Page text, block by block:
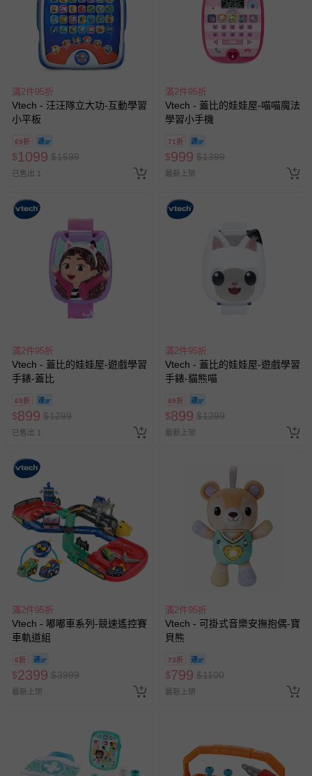
滿2件95折
Vtech - 汪汪隊立大功-互動學習
小平板
69折
$1099 $1599
已售出 1
滿2件95折
Vtech - 蓋比的娃娃屋-喵喵魔法
學習小手機
71折
$999 $1399
最新上架
滿2件95折
Vtech - 蓋比的娃娃屋-遊戲學習
手錶-蓋比
69折
$899 $1299
已售出 1
滿2件95折
Vtech - 蓋比的娃娃屋-遊戲學習
手錶-貓熊喵
69折
$899 $1299
最新上架
滿2件95折
Vtech - 嘟嘟車系列-競速遙控賽
車軌道組
6折
$2399 $3999
最新上架
滿2件95折
Vtech - 可掛式音樂安撫抱偶-寶
貝熊
73折
$799 $1100
最新上架